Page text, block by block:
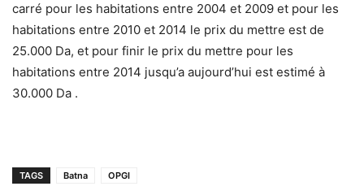
carré pour les habitations entre 2004 et 2009 et pour les
habitations entre 2010 et 2014 le prix du mettre est de
25.000 Da, et pour finir le prix du mettre pour les
habitations entre 2014 jusqu’a aujourd’hui est estimé à
30.000 Da .
TAGS Batna OPGI